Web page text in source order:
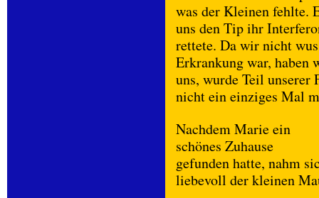
was der Kleinen fehlte.
uns den Tip ihr
rettete. Da wir nicht
Erkrankung war,
uns, wurde Teil unserer
nicht ein einziges Mal
Nachdem Marie ein
schönes Zuhause
gefunden hatte, nahm
liebevoll der kleinen